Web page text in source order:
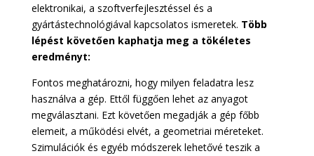
elektronikai, a szoftverfejlesztéssel és a
gyártástechnológiával kapcsolatos ismeretek. Több
lépést követően kaphatja meg a tökéletes
eredményt:
Fontos meghatározni, hogy milyen feladatra lesz
használva a gép. Ettől függően lehet az anyagot
megválasztani. Ezt követően megadják a gép főbb
elemeit, a működési elvét, a geometriai méreteket.
Szimulációk és egyéb módszerek lehetővé teszik a